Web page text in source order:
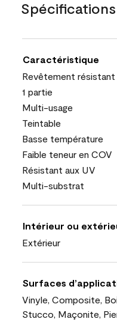
Spécifications
Caractéristique
Revêtement résistant
1 partie
Multi-usage
Teintable
Basse température
Faible teneur en COV
Résistant aux UV
Multi-substrat
Intérieur ou
Extérieur
Surfaces
Vinyle, Composite,
Stucco, Maçonite,